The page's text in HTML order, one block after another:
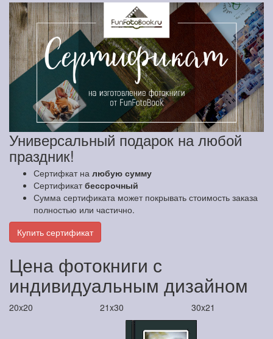
Универсальный подарок на любой
праздник!
Сертифкат на любую сумму
Сертификатбессрочный
Сумма сертификата может покрывать стоимость заказа
полностью или частично.
Купить сертификат
Цена фотокниги с
индивидуальным дизайном
20x20 21x30 30x21